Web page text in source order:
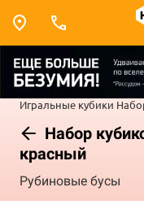
Игральные кубики
Набор
красный
Рубиновые бусы